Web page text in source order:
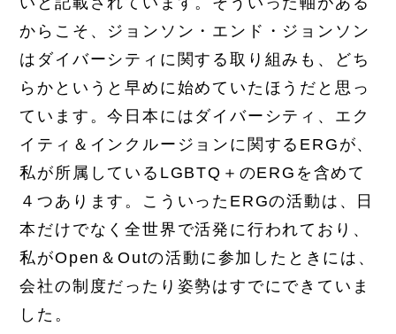
からこそ、ジョンソン・エンド・ジョンソン
はダイバーシティに関する取り組みも、どち
らかというと早めに始めていたほうだと思っ
ています。今日本にはダイバーシティ、エク
イティ＆インクルージョンに関するERGが、
私が所属しているLGBTQ＋のERGを含めて
４つあります。こういったERGの活動は、日
本だけでなく全世界で活発に行われており、
私がOpen＆Outの活動に参加したときには、
会社の制度だったり姿勢はすでにできていま
した。